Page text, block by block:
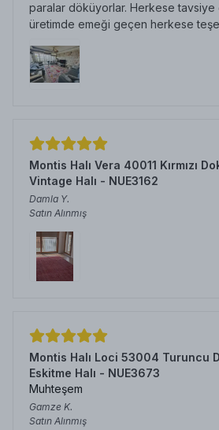
paralar döküyorlar. Herkese tavsiye
üretimde emeği geçen herkese
Montis Halı Vera 40011 Kırmızı
Vintage Halı - NUE3162
Damla Y.
Satın Alınmış
Montis Halı Loci 53004 Turuncu
Eskitme Halı - NUE3673
Muhteşem
Gamze K.
Satın Alınmış